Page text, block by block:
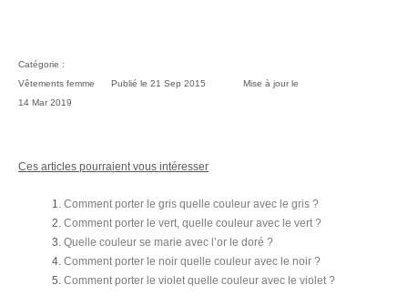
Catégorie :
Vêtements femme
Publié le 21 Sep 2015
Mise à jour le
14 Mar 2019
Ces articles pourraient vous intéresser
Comment porter le gris quelle couleur avec le gris ?
Comment porter le vert, quelle couleur avec le vert ?
Quelle couleur se marie avec l’or le doré ?
Comment porter le noir quelle couleur avec le noir ?
Comment porter le violet quelle couleur avec le violet ?